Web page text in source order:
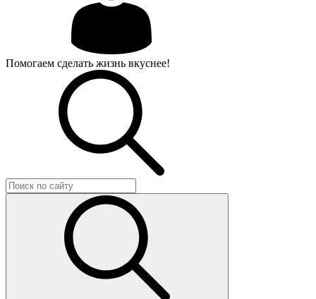
Помогаем сделать жизнь вкуснее!